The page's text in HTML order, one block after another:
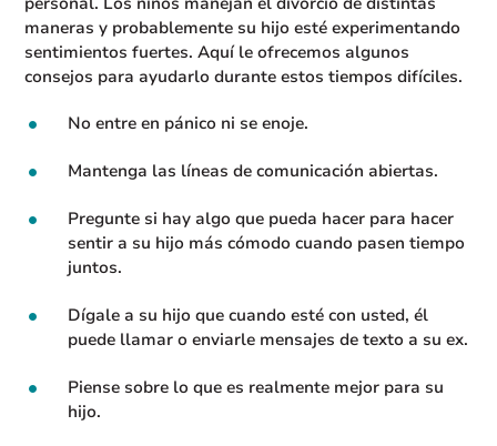
maneras y probablemente su hijo esté experimentando
sentimientos fuertes. Aquí le ofrecemos algunos
consejos para ayudarlo durante estos tiempos difíciles.
No entre en pánico ni se enoje.
Mantenga las líneas de comunicación abiertas.
Pregunte si hay algo que pueda hacer para hacer
sentir a su hijo más cómodo cuando pasen tiempo
juntos.
Dígale a su hijo que cuando esté con usted, él
puede llamar o enviarle mensajes de texto a su ex.
Piense sobre lo que es realmente mejor para su
hijo.